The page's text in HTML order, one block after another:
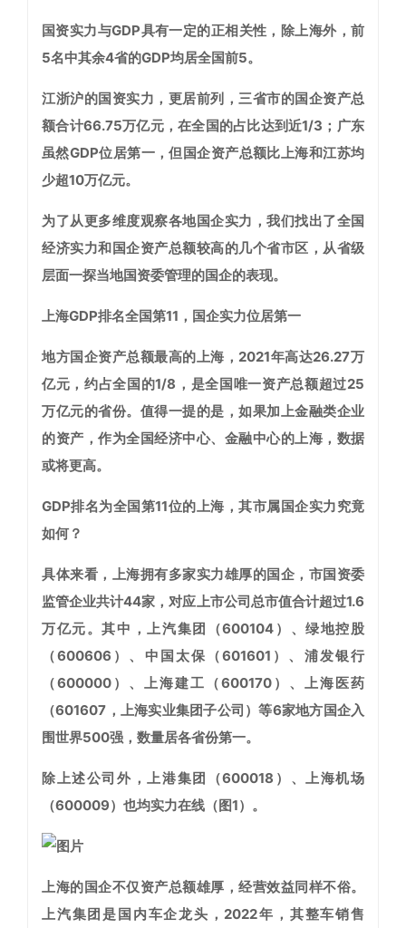
国资实力与GDP具有一定的正相关性，除上海外，前
5名中其余4省的GDP均居全国前5。
江浙沪的国资实力，更居前列，三省市的国企资产总
额合计66.75万亿元，在全国的占比达到近1/3；广东
虽然GDP位居第一，但国企资产总额比上海和江苏均
少超10万亿元。
为了从更多维度观察各地国企实力，我们找出了全国
经济实力和国企资产总额较高的几个省市区，从省级
层面一探当地国资委管理的国企的表现。
上海GDP排名全国第11，国企实力位居第一
地方国企资产总额最高的上海，2021年高达26.27万
亿元，约占全国的1/8，是全国唯一资产总额超过25
万亿元的省份。值得一提的是，如果加上金融类企业
的资产，作为全国经济中心、金融中心的上海，数据
或将更高。
GDP排名为全国第11位的上海，其市属国企实力究竟
如何？
具体来看，上海拥有多家实力雄厚的国企，市国资委
监管企业共计44家，对应上市公司总市值合计超过1.6
万亿元。其中，上汽集团（600104）、绿地控股
（600606）、中国太保（601601）、浦发银行
（600000）、上海建工（600170）、上海医药
（601607，上海实业集团子公司）等6家地方国企入
围世界500强，数量居各省份第一。
除上述公司外，上港集团（600018）、上海机场
（600009）也均实力在线（图1）。
上海的国企不仅资产总额雄厚，经营效益同样不俗。
上汽集团是国内车企龙头，2022年，其整车销售